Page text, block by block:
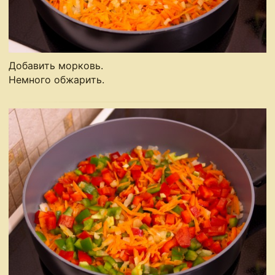
Добавить морковь.
Немного обжарить.